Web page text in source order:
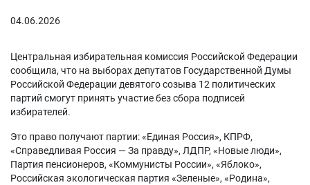
04.06.2026
Центральная избирательная комиссия Российской Федерации
сообщила, что на выборах депутатов Государственной Думы
Российской Федерации девятого созыва 12 политических
партий смогут принять участие без сбора подписей
избирателей.
Это право получают партии: «Единая Россия», КПРФ,
«Справедливая Россия — За правду», ЛДПР, «Новые люди»,
Партия пенсионеров, «Коммунисты России», «Яблоко»,
Российская экологическая партия «Зеленые», «Родина»,